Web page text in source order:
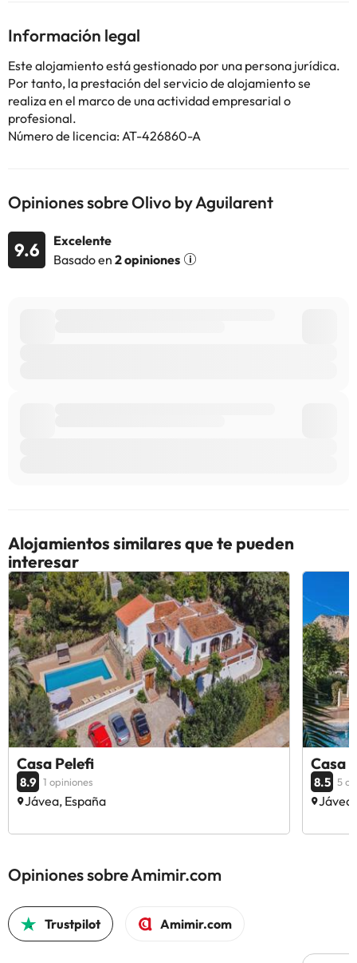
información de esta ficha está sujeta a cambios por parte del
Información legal
Este alojamiento está gestionado por una persona jurídica.
Por tanto, la prestación del servicio de alojamiento se
realiza en el marco de una actividad empresarial o
profesional.
Número de licencia: AT-426860-A
Opiniones sobre Olivo by Aguilarent
9.6
Excelente
Basado en 2 opiniones
Alojamientos similares que te pueden
interesar
Casa Pelefi
8.9 1 opiniones
Jávea, España
Casa
8.5 5
Opiniones sobre Amimir.com
Trustpilot Amimir.com